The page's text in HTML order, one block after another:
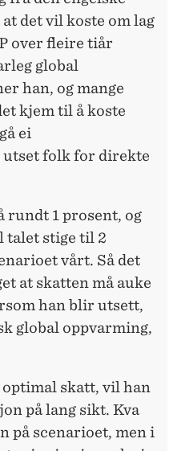
det vil koste om lag
over fleire tiår
global
han, og mange
kjem til å koste
ei
folk for direkte
rundt 1 prosent, og
talet stige til 2
vårt. Så det
at skatten må auke
han blir utsett,
global oppvarming,
skatt, vil han
på lang sikt. Kva
på scenarioet, men i